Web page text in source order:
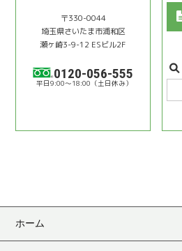
〒330-0044
埼⽟県さいたま市浦和区
瀬ヶ崎3-9-12 ESビル2F
0120-056-555
9:00〜18:00
ホーム